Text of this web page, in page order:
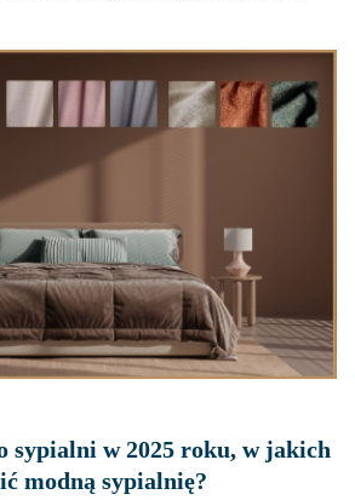
domostwach oaz spokoju, bezpiecznej
zapomnieć o toczących się konfliktach
codziennego. Zatem w modnych
w 2025 = SPOKÓJ
sypialni w 2025 roku, w jakich
modną sypialnię?